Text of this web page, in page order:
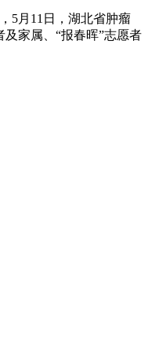
5月11日，湖北省肿瘤
家属、“报春晖”志愿者